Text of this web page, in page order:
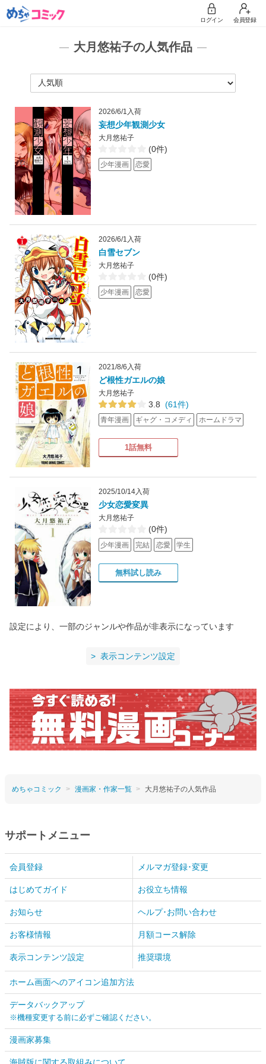
ログイン 会員登録
大月悠祐子の人気作品
2026/6/1入荷
妄想少年観測少女
大月悠祐子
(0件)
少年漫画 恋愛
2026/6/1入荷
白雪セブン
大月悠祐子
(0件)
少年漫画 恋愛
2021/8/6入荷
ど根性ガエルの娘
大月悠祐子
3.8 (61件)
青年漫画 ギャグ・コメディ ホームドラマ
1話無料
2025/10/14入荷
少女恋愛変異
大月悠祐子
(0件)
少年漫画 完結 恋愛 学生
無料試し読み
設定により、一部のジャンルや作品が非表示になっています
表示コンテンツ設定
めちゃコミック 漫画家・作家一覧 大月悠祐子の人気作品
サポートメニュー
会員登録 メルマガ登録･変更
はじめてガイド お役立ち情報
お知らせ ヘルプ･お問い合わせ
お客様情報 月額コース解除
表示コンテンツ設定 推奨環境
ホーム画面へのアイコン追加方法
データバックアップ
※機種変更する前に必ずご確認ください。
漫画家募集
海賊版に関する取組みについて